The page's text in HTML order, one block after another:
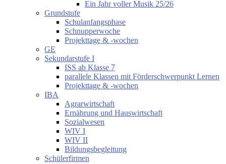
Ein Jahr voller Musik 25/26
Grundstufe
Schulanfangsphase
Schnupperwoche
Projekttage & -wochen
GE
Sekundarstufe I
ISS ab Klasse 7
parallele Klassen mit Förderschwerpunkt Lernen
Projekttage & -wochen
IBA
Agrarwirtschaft
Ernährung und Hauswirtschaft
Sozialwesen
WIV I
WIV II
Bildungsbegleitung
Schülerfirmen